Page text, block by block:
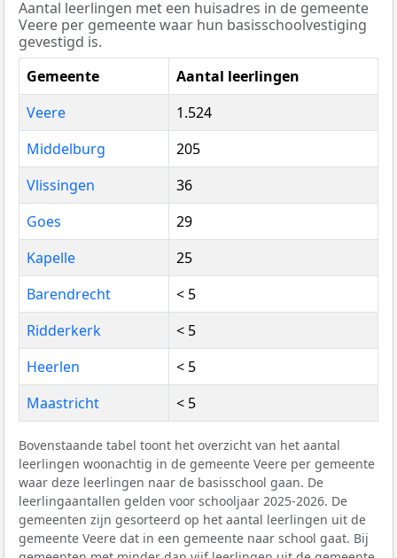
Aantal leerlingen met een huisadres in de gemeente
Veere per gemeente waar hun basisschoolvestiging
gevestigd is.
Gemeente
Aantal leerlingen
Veere
1.524
Middelburg
205
Vlissingen
36
Goes
29
Kapelle
25
Barendrecht
< 5
Ridderkerk
< 5
Heerlen
< 5
Maastricht
< 5
Bovenstaande tabel toont het overzicht van het aantal
leerlingen woonachtig in de gemeente Veere per gemeente
waar deze leerlingen naar de basisschool gaan. De
leerlingaantallen gelden voor schooljaar 2025-2026. De
gemeenten zijn gesorteerd op het aantal leerlingen uit de
gemeente Veere dat in een gemeente naar school gaat. Bij